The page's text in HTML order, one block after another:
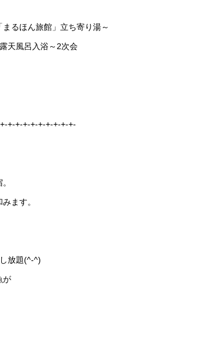
るほん旅館」立ち寄り湯～
天風呂入浴～2次会
+-+-+-+-+-+-+-+-+-
ます。
放題(^-^)
が